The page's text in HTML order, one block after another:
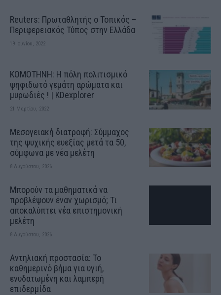
Reuters: Πρωταθλητής ο Τοπικός –
Περιφερειακός Τύπος στην Ελλάδα
19 Ιουνίου, 2022
ΚΟΜΟΤΗΝΗ: H πόλη πολιτισμικό
ψηφιδωτό γεμάτη αρώματα και
μυρωδιές ! | KDexplorer
21 Μαρτίου, 2022
Μεσογειακή διατροφή: Σύμμαχος
της ψυχικής ευεξίας μετά τα 50,
σύμφωνα με νέα μελέτη
8 Αυγούστου, 2026
Μπορούν τα μαθηματικά να
προβλέψουν έναν χωρισμό; Τι
αποκαλύπτει νέα επιστημονική
μελέτη
8 Αυγούστου, 2026
Αντηλιακή προστασία: Το
καθημερινό βήμα για υγιή,
ενυδατωμένη και λαμπερή
επιδερμίδα